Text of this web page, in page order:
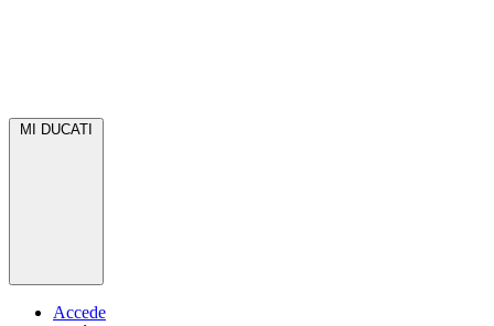
MI DUCATI
Accede